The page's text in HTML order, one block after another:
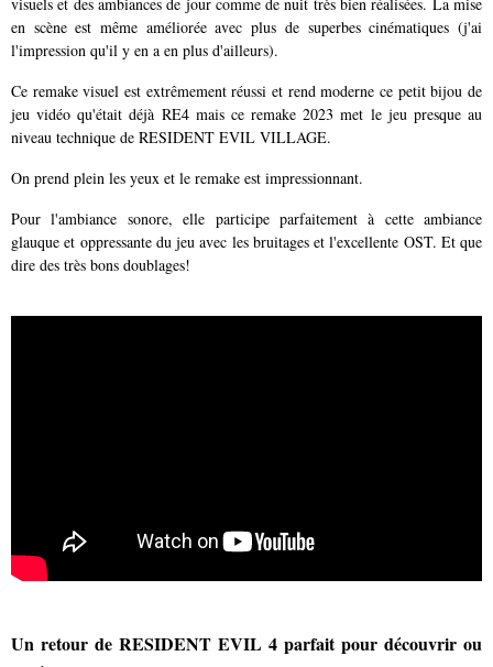
en scène est même améliorée avec plus de superbes cinématiques (j'ai
l'impression qu'il y en a en plus d'ailleurs).
Ce remake visuel est extrêmement réussi et rend moderne ce petit bijou de
jeu vidéo qu'était déjà RE4 mais ce remake 2023 met le jeu presque au
niveau technique de RESIDENT EVIL VILLAGE.
On prend plein les yeux et le remake est impressionnant.
Pour l'ambiance sonore, elle participe parfaitement à cette ambiance
glauque et oppressante du jeu avec les bruitages et l'excellente OST. Et que
dire des très bons doublages!
Un retour de RESIDENT EVIL 4 parfait pour découvrir ou